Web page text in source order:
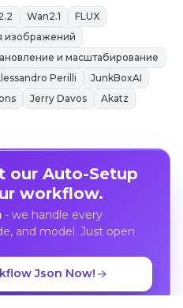
Wan2.1
FLUX
изображений
и масштабирование
Perilli
JunkBoxAI
Jerry Davos
Akatz
our Auto-Setup
workflow.
- we handle every
and model. Just open
Json Now!